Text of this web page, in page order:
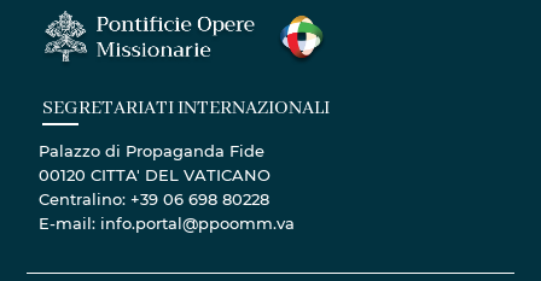
SEGRETARIATI INTERNAZIONALI
Palazzo di Propaganda Fide
00120 CITTA' DEL VATICANO
Centralino: +39 06 698 80228
E-mail: info.portal@ppoomm.va